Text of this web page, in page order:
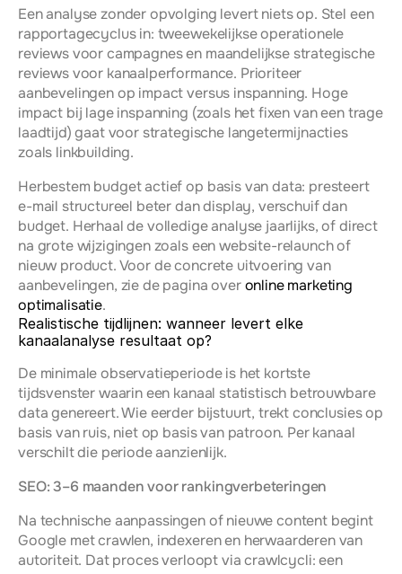
Een analyse zonder opvolging levert niets op. Stel een
rapportagecyclus in: tweewekelijkse operationele
reviews voor campagnes en maandelijkse strategische
reviews voor kanaalperformance. Prioriteer
aanbevelingen op impact versus inspanning. Hoge
impact bij lage inspanning (zoals het fixen van een trage
laadtijd) gaat voor strategische langetermijnacties
zoals linkbuilding.
Herbestem budget actief op basis van data: presteert
e-mail structureel beter dan display, verschuif dan
budget. Herhaal de volledige analyse jaarlijks, of direct
na grote wijzigingen zoals een website-relaunch of
nieuw product. Voor de concrete uitvoering van
aanbevelingen, zie de pagina over online marketing
optimalisatie.
Realistische tijdlijnen: wanneer levert elke
kanaalanalyse resultaat op?
De minimale observatieperiode is het kortste
tijdsvenster waarin een kanaal statistisch betrouwbare
data genereert. Wie eerder bijstuurt, trekt conclusies op
basis van ruis, niet op basis van patroon. Per kanaal
verschilt die periode aanzienlijk.
SEO: 3–6 maanden voor rankingverbeteringen
Na technische aanpassingen of nieuwe content begint
Google met crawlen, indexeren en herwaarderen van
autoriteit. Dat proces verloopt via crawlcycli: een